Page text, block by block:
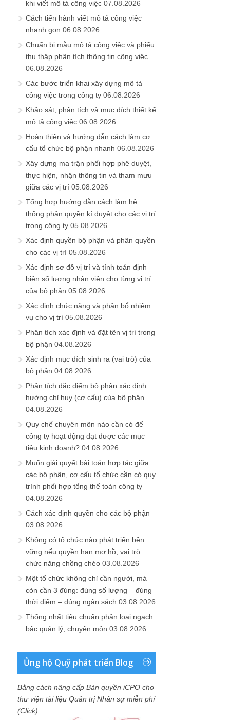
khi viết mô tả công việc 07.08.2026
Cách tiến hành viết mô tả công việc
nhanh gọn 06.08.2026
Chuẩn bị mẫu mô tả công việc và phiếu
thu thập phân tích thông tin công việc
06.08.2026
Các bước triển khai xây dựng mô tả
công việc trong công ty 06.08.2026
Khảo sát, phân tích và mục đích thiết kế
mô tả công việc 06.08.2026
Hoàn thiện và hướng dẫn cách làm cơ
cấu tổ chức bộ phận nhanh 06.08.2026
Xây dựng ma trận phối hợp phê duyệt,
thực hiện, nhận thông tin và tham mưu
giữa các vị trí 05.08.2026
Tổng hợp hướng dẫn cách làm hệ
thống phân quyền kí duyệt cho các vị trí
trong công ty 05.08.2026
Xác định quyền bộ phận và phân quyền
cho các vị trí 05.08.2026
Xác định sơ đồ vị trí và tính toán định
biên số lượng nhân viên cho từng vị trí
của bộ phận 05.08.2026
Xác định chức năng và phân bổ nhiệm
vụ cho vị trí 05.08.2026
Phân tích xác định và đặt tên vị trí trong
bộ phận 04.08.2026
Xác định mục đích sinh ra (vai trò) của
bộ phận 04.08.2026
Phân tích đặc điểm bộ phận xác định
hướng chỉ huy (cơ cấu) của bộ phận
04.08.2026
Quy chế chuyên môn nào cần có để
công ty hoạt động đạt được các mục
tiêu kinh doanh? 04.08.2026
Muốn giải quyết bài toán hợp tác giữa
các bộ phận, cơ cấu tổ chức cần có quy
trình phối hợp tổng thể toàn công ty
04.08.2026
Cách xác định quyền cho các bộ phận
03.08.2026
Không có tổ chức nào phát triển bền
vững nếu quyền hạn mơ hồ, vai trò
chức năng chồng chéo 03.08.2026
Một tổ chức không chỉ cần người, mà
còn cần 3 đúng: đúng số lượng – đúng
thời điểm – đúng ngân sách 03.08.2026
Thống nhất tiêu chuẩn phân loại ngạch
bậc quản lý, chuyên môn 03.08.2026
Ủng hộ Quỹ phát triển Blog
Bằng cách nâng cấp Bản quyền iCPO cho
thư viện tài liệu Quản trị Nhân sự miễn phí
(Click)